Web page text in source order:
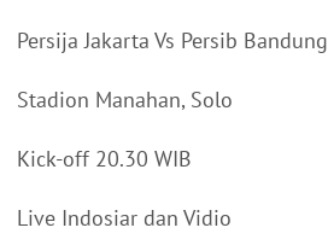
Persija Jakarta Vs Persib Bandung
Stadion Manahan, Solo
Kick-off 20.30 WIB
Live Indosiar dan Vidio